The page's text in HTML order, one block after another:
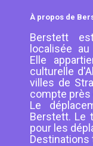
À propos de
Berstett
localisée
Elle
culturelle
villes de
compte près
Le
Berstett. Le
pour les